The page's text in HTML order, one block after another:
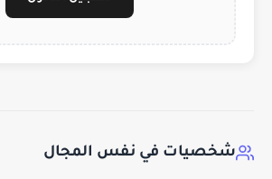
شخصيات في نفس المجال